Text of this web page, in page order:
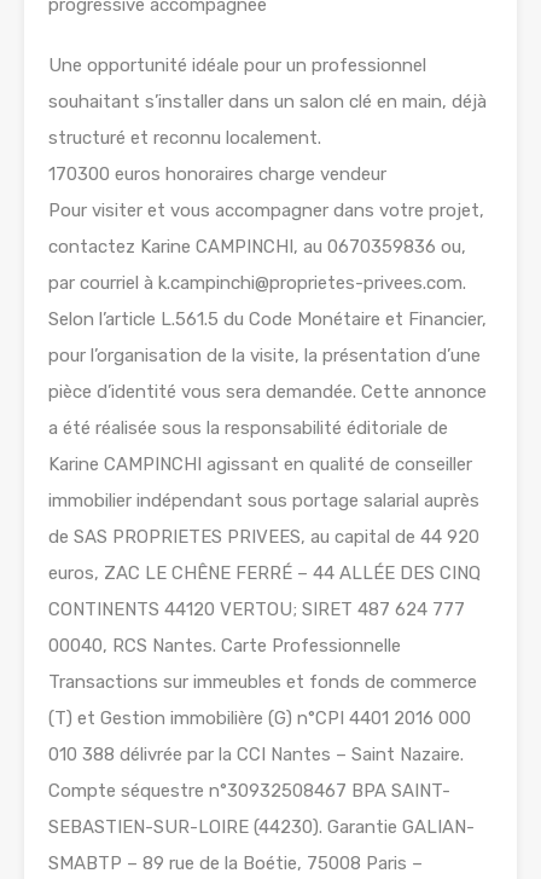
progressive accompagnée
Une opportunité idéale pour un professionnel
souhaitant s’installer dans un salon clé en main, déjà
structuré et reconnu localement.
170300 euros honoraires charge vendeur
Pour visiter et vous accompagner dans votre projet,
contactez Karine CAMPINCHI, au 0670359836 ou,
par courriel à k.campinchi@proprietes-privees.com.
Selon l’article L.561.5 du Code Monétaire et Financier,
pour l’organisation de la visite, la présentation d’une
pièce d’identité vous sera demandée. Cette annonce
a été réalisée sous la responsabilité éditoriale de
Karine CAMPINCHI agissant en qualité de conseiller
immobilier indépendant sous portage salarial auprès
de SAS PROPRIETES PRIVEES, au capital de 44 920
euros, ZAC LE CHÊNE FERRÉ – 44 ALLÉE DES CINQ
CONTINENTS 44120 VERTOU; SIRET 487 624 777
00040, RCS Nantes. Carte Professionnelle
Transactions sur immeubles et fonds de commerce
(T) et Gestion immobilière (G) n°CPI 4401 2016 000
010 388 délivrée par la CCI Nantes – Saint Nazaire.
Compte séquestre n°30932508467 BPA SAINT-
SEBASTIEN-SUR-LOIRE (44230). Garantie GALIAN-
SMABTP – 89 rue de la Boétie, 75008 Paris –